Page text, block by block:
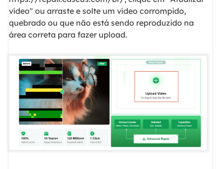
vídeo" ou arraste e solte um vídeo corrompido,
quebrado ou que não está sendo reproduzido na
área correta para fazer upload.